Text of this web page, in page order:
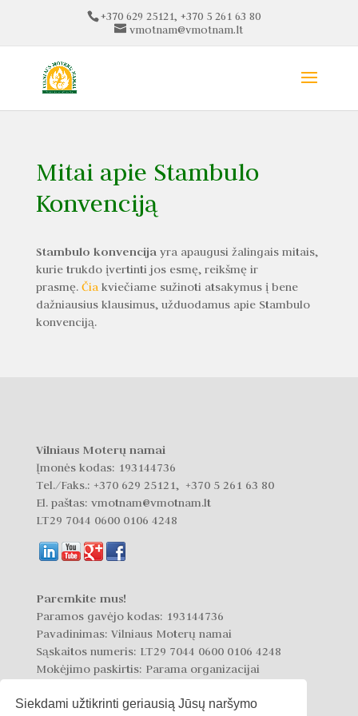
Siekdami užtikrinti geriausią Jūsų naršymo
+370 629 25121, +370 5 261 63 80
vmotnam@vmotnam.lt
Mitai apie Stambulo
Konvenciją
Stambulo konvencija yra apaugusi žalingais mitais,
kurie trukdo įvertinti jos esmę, reikšmę ir
prasmę. Čia kviečiame sužinoti atsakymus į bene
dažniausius klausimus, užduodamus apie Stambulo
konvenciją.
Vilniaus Moterų namai
Įmonės kodas: 193144736
Tel./Faks.: +370 629 25121, +370 5 261 63 80
El. paštas: vmotnam@vmotnam.lt
LT29 7044 0600 0106 4248
Paremkite mus!
Paramos gavėjo kodas: 193144736
Pavadinimas: Vilniaus Moterų namai
Sąskaitos numeris: LT29 7044 0600 0106 4248
Mokėjimo paskirtis: Parama organizacijai